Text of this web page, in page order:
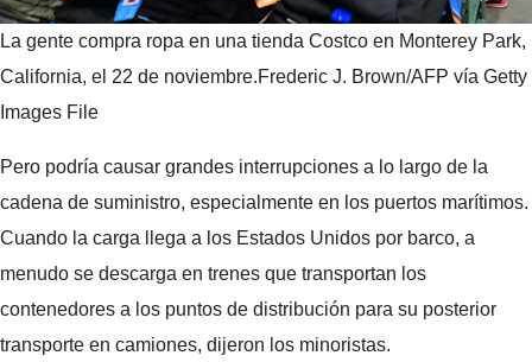
La gente compra ropa en una tienda Costco en Monterey Park,
California, el 22 de noviembre.Frederic J. Brown/AFP vía Getty
Images File
Pero podría causar grandes interrupciones a lo largo de la
cadena de suministro, especialmente en los puertos marítimos.
Cuando la carga llega a los Estados Unidos por barco, a
menudo se descarga en trenes que transportan los
contenedores a los puntos de distribución para su posterior
transporte en camiones, dijeron los minoristas.